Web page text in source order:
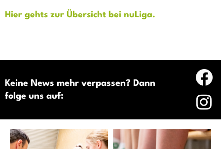
Hier gehts zur Übersicht bei nuLiga.
Keine News mehr verpassen? Dann
folge uns auf: